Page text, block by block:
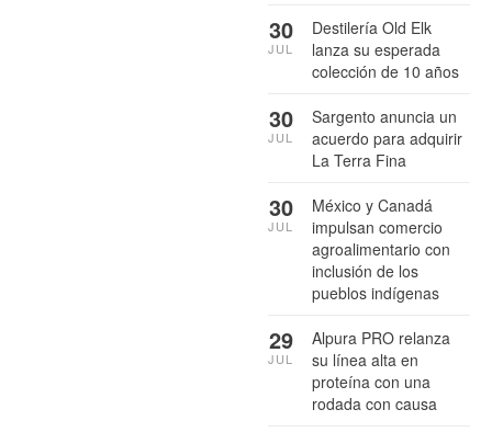
Destilería Old Elk
lanza su esperada
colección de 10 años
30
JUL
Sargento anuncia un
acuerdo para adquirir
La Terra Fina
30
JUL
México y Canadá
impulsan comercio
agroalimentario con
inclusión de los
pueblos indígenas
30
JUL
Alpura PRO relanza
su línea alta en
proteína con una
rodada con causa
29
JUL